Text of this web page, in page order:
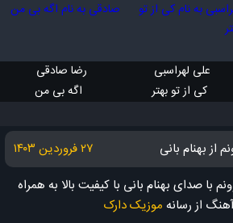
علی لهراسبی
کی از تو بهتر
رضا صادقی
اگه بی من
از بهنام بانی
۲۷ فروردین ۱۴۰۳
با صدای بهنام بانی با کیفیت بالا به همراه
از رسانه موزیک دارک